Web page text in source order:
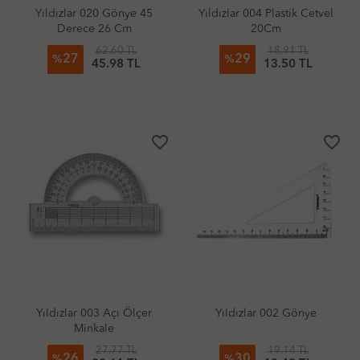
Yıldızlar 020 Gönye 45
Derece 26 Cm
%27
62.60 TL
45.98 TL
Yıldızlar 004 Plastik Cetvel
20Cm
%29
18.91 TL
13.50 TL
favorite_border
Yıldızlar 003 Açı Ölçer
Minkale
27.77 TL
favorite_border
Yıldızlar 002 Gönye
19.14 TL